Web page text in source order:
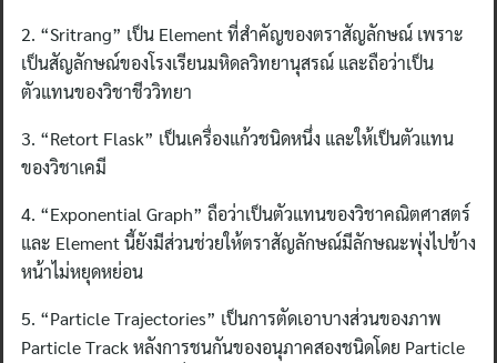
2. “Sritrang” เป็น Element ที่สำคัญของตราสัญลักษณ์ เพราะ
เป็นสัญลักษณ์ของโรงเรียนมหิดลวิทยานุสรณ์ และถือว่าเป็น
ตัวแทนของวิชาชีววิทยา
3. “Retort Flask” เป็นเครื่องแก้วชนิดหนึ่ง และให้เป็นตัวแทน
ของวิชาเคมี
4. “Exponential Graph” ถือว่าเป็นตัวแทนของวิชาคณิตศาสตร์
และ Element นี้ยังมีส่วนช่วยให้ตราสัญลักษณ์มีลักษณะพุ่งไปข้าง
หน้าไม่หยุดหย่อน
5. “Particle Trajectories” เป็นการตัดเอาบางส่วนของภาพ
Particle Track หลังการชนกันของอนุภาคสองชนิดโดย Particle